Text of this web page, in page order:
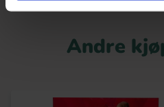
Andre